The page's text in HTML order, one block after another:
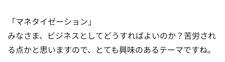
「マネタイゼーション」
みなさま、ビジネスとしてどうすればよいのか？苦労され
る点かと思いますので、とても興味のあるテーマですね。